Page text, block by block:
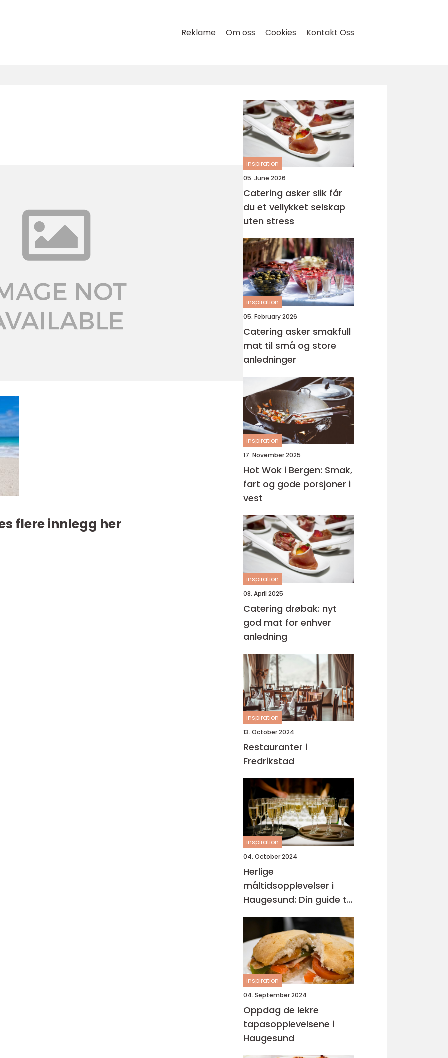
Reklame Om oss Cookies Kontakt Oss
flere innlegg her
inspiration
05. June 2026
Catering asker slik får
du et vellykket selskap
uten stress
inspiration
05. February 2026
Catering asker smakfull
mat til små og store
anledninger
inspiration
17. November 2025
Hot Wok i Bergen: Smak,
fart og gode porsjoner i
vest
inspiration
08. April 2025
Catering drøbak: nyt
god mat for enhver
anledning
inspiration
13. October 2024
Restauranter i
Fredrikstad
inspiration
04. October 2024
Herlige
måltidsopplevelser i
Haugesund: Din guide til
lokal catering
inspiration
04. September 2024
Oppdag de lekre
tapasopplevelsene i
Haugesund